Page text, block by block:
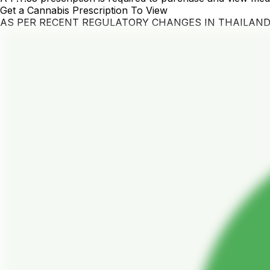
Get a Cannabis Prescription To View
AS PER RECENT REGULATORY CHANGES IN THAILAND